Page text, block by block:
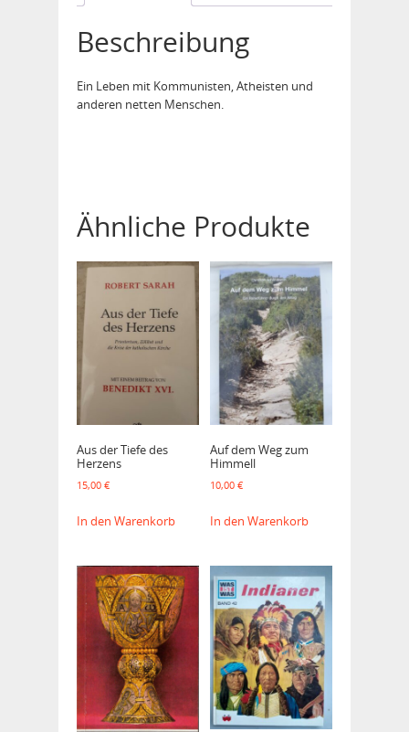
Beschreibung
Ein Leben mit Kommunisten, Atheisten und
anderen netten Menschen.
Ähnliche Produkte
Aus der Tiefe des
Herzens
15,00 €
In den Warenkorb
Auf dem Weg zum
Himmell
10,00 €
In den Warenkorb